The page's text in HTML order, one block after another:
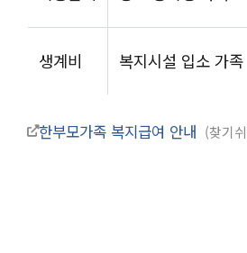
생계비 복지시설 입소 가족
한부모가족 복지급여 안내 찾기